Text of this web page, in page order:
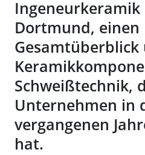
Ingeneurkeramik
Dortmund, einen
Gesamtüberblick
Schweißtechnik,
Unternehmen in
vergangenen
hat.